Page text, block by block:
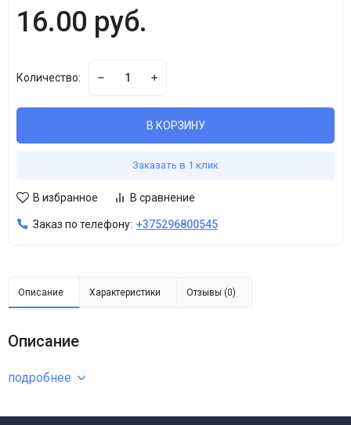
16.00 руб.
Количество:
В КОРЗИНУ
Заказать в 1 клик
В избранное В сравнение
Заказ по телефону: +375296800545
Описание Характеристики Отзывы (0)
Описание
подробнее